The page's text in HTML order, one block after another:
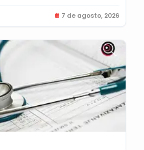
7 de agosto, 2026